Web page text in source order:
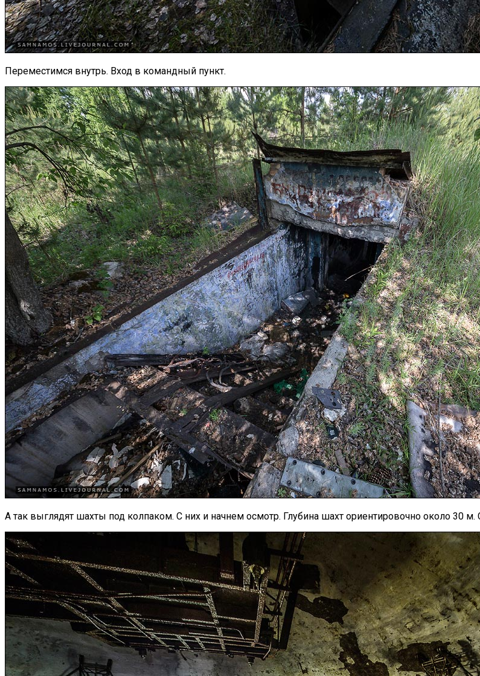
Переместимся внутрь. Вход в командный пункт.
А так выглядят шахты под колпаком. С них и начнем осмотр. Глубина шахт ориентировочно около 30